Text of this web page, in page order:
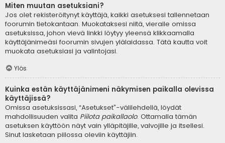
Miten muutan asetuksiani?
Jos olet rekisteröitynyt käyttäjä, kaikki asetuksesi tallennetaan
foorumin tietokantaan. Muokataksesi niitä, vieraile omissa
asetuksissa, johon vievä linkki löytyy yleensä klikkaamalla
käyttäjänimeäsi foorumin sivujen ylälaidassa. Tätä kautta voit
muokata asetuksiasi ja valintojasi.
Ylös
Kuinka estän käyttäjänimeni näkymisen paikalla olevissa
käyttäjissä?
Omissa asetuksissasi, “Asetukset”-välilehdellä, löydät
mahdollisuuden valita Piilota paikallaolo. Ottamalla tämän
asetuksen käyttöön näyt vain ylläpitäjille, valvojille ja itsellesi.
Sinut lasketaan piilossa oleviin käyttäjiin.